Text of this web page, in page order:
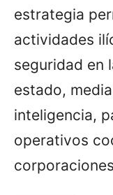
estrategia
actividades
seguridad en
estado,
inteligencia,
operativos